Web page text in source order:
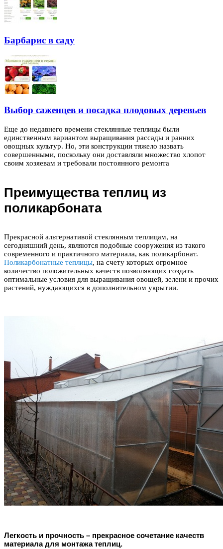
Барбарис в саду
Выбор саженцев и посадка плодовых деревьев
Еще до недавнего времени стеклянные теплицы были
единственным вариантом выращивания рассады и ранних
овощных культур. Но, эти конструкции тяжело назвать
совершенными, поскольку они доставляли множество хлопот
своим хозяевам и требовали постоянного ремонта
Преимущества теплиц из
поликарбоната
Прекрасной альтернативой стеклянным теплицам, на
сегодняшний день, являются подобные сооружения из такого
современного и практичного материала, как поликарбонат.
Поликарбонатные теплицы, на счету которых огромное
количество положительных качеств позволяющих создать
оптимальные условия для выращивания овощей, зелени и прочих
растений, нуждающихся в дополнительном укрытии.
Легкость и прочность – прекрасное сочетание качеств
материала для монтажа теплиц.